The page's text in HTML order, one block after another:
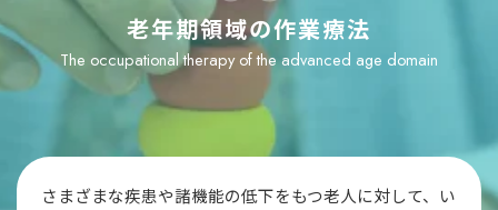
老年期領域の作業療法
The occupational therapy of the advanced age domain
さまざまな疾患や諸機能の低下をもつ老人に対して、い